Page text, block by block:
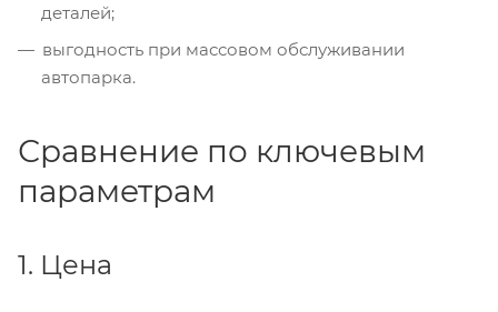
деталей;
выгодность при массовом обслуживании
автопарка.
Сравнение по ключевым
параметрам
1. Цена